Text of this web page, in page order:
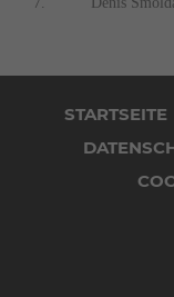
überspringenSTARTSEITE